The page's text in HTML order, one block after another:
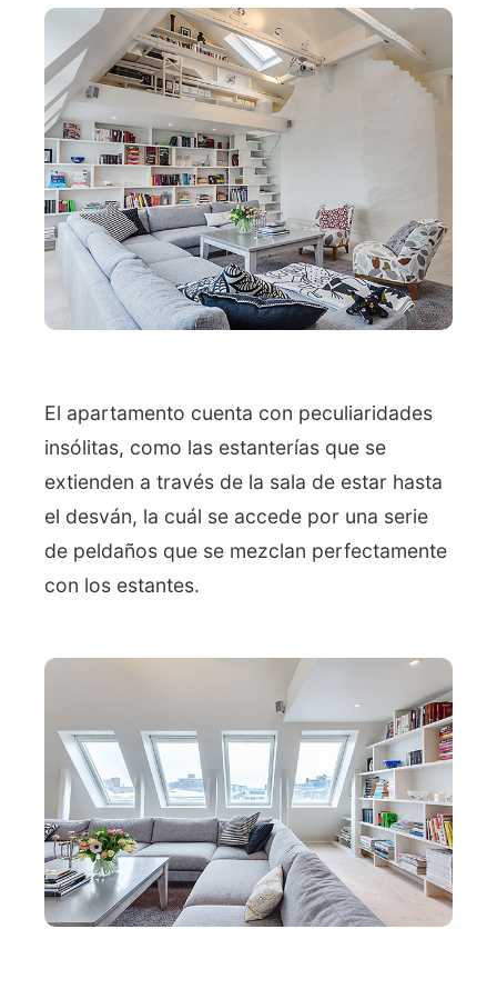
El apartamento cuenta con peculiaridades
insólitas, como las estanterías que se
extienden a través de la sala de estar hasta
el desván, la cuál se accede por una serie
de peldaños que se mezclan perfectamente
con los estantes.